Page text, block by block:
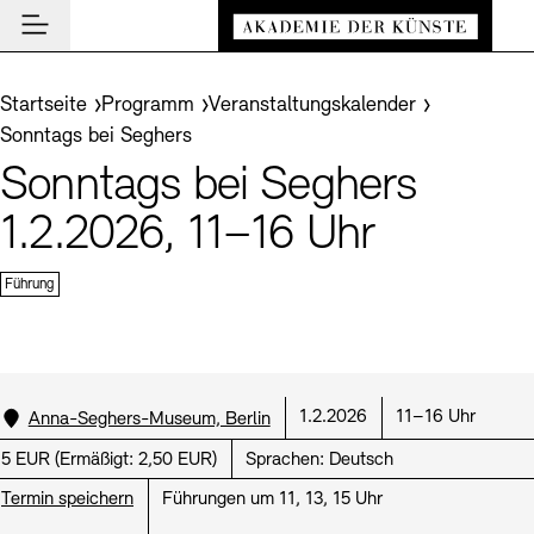
Zum Hauptinhalt springen (Enter drücken)
Veranstaltungsorte
Museen
Führungen und Kulturelle Vermittlung
Cafés
Buchläden
Programm
Veranstaltungskalender
Highlights
Führungen
Inklusives Programm
Vermittlungsprogramm
PROGRAMM SCHLIESSEN
Institution
Akademie
Aufbau und Aufgaben
Geschichte
Mitglieder
AKADEMIE SCHLIESSEN
Akademie-Podcast
Akademie-Gespräche
Über das Archiv
Benutzung
ARCHIV DER KÜNSTE SCHLIESSEN
INSTITUTION SCHLIESSEN
Leichte Sprache
Deutsche Gebärdensprache
Schriftgröße anpassen
Kontrast
Sie befinden sich hier:
Startseite Programm
Veranstaltungskalender
Sonntags bei Seghers
Sonntags bei Seghers
1.2.2026, 11–16 Uhr
Führung
Standort:
Anna-Seghers-Museum, Berlin Datum:
1.2.2026 Uhrzeit:
11–16 Uhr
Preis:
5 EUR (Ermäßigt: 2,50 EUR) Sprachen: Deutsch
Termin speichern Führungen um 11, 13, 15 Uhr